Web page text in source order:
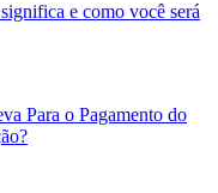
e como você será
Para o Pagamento do